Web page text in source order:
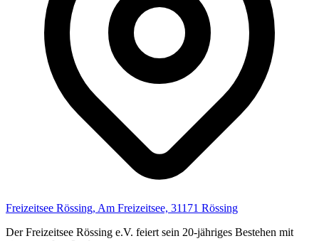
Freizeitsee Rössing, Am Freizeitsee, 31171 Rössing
Der Freizeitsee Rössing e.V. feiert sein 20-jähriges Bestehen mit